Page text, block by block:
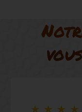
★ ★ ★ ★